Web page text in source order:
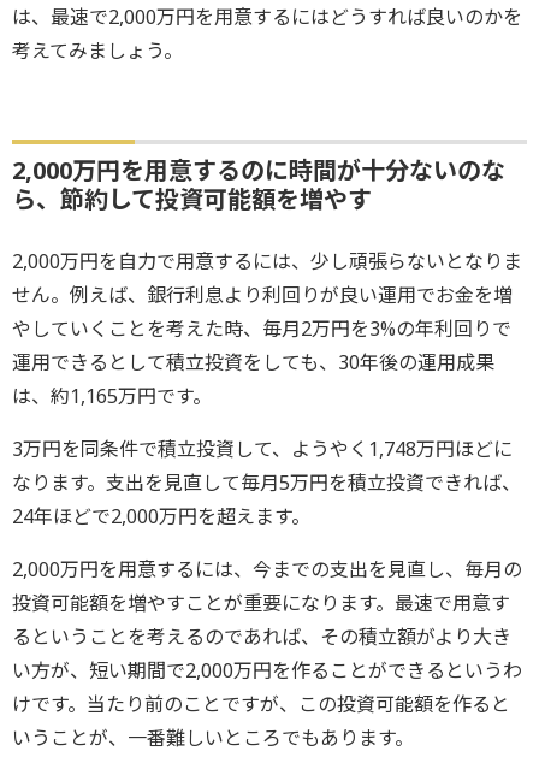
は、最速で2,000万円を用意するにはどうすれば良いのかを
考えてみましょう。
2,000万円を用意するのに時間が十分ないのな
ら、節約して投資可能額を増やす
2,000万円を自力で用意するには、少し頑張らないとなりま
せん。例えば、銀行利息より利回りが良い運用でお金を増
やしていくことを考えた時、毎月2万円を3%の年利回りで
運用できるとして積立投資をしても、30年後の運用成果
は、約1,165万円です。
3万円を同条件で積立投資して、ようやく1,748万円ほどに
なります。支出を見直して毎月5万円を積立投資できれば、
24年ほどで2,000万円を超えます。
2,000万円を用意するには、今までの支出を見直し、毎月の
投資可能額を増やすことが重要になります。最速で用意す
るということを考えるのであれば、その積立額がより大き
い方が、短い期間で2,000万円を作ることができるというわ
けです。当たり前のことですが、この投資可能額を作ると
いうことが、一番難しいところでもあります。